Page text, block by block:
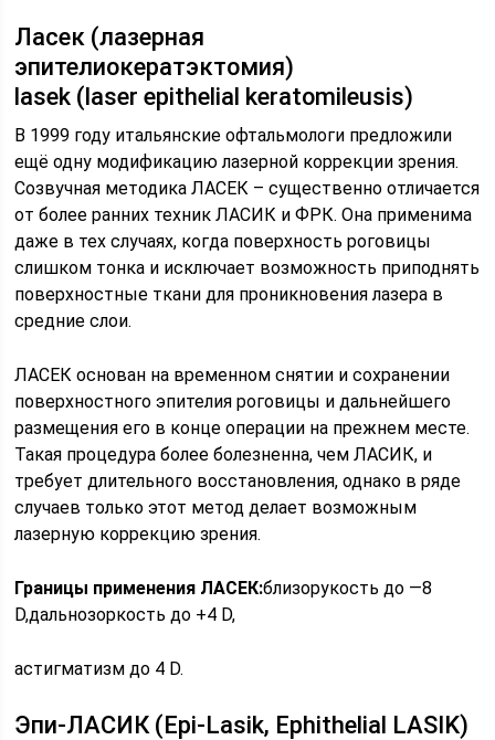
Ласек (лазерная
эпителиокератэктомия)
lasek (laser epithelial keratomileusis)
В 1999 году итальянские офтальмологи предложили
ещё одну модификацию лазерной коррекции зрения.
Созвучная методика ЛАСЕК – существенно отличается
от более ранних техник ЛАСИК и ФРК. Она применима
даже в тех случаях, когда поверхность роговицы
слишком тонка и исключает возможность приподнять
поверхностные ткани для проникновения лазера в
средние слои.
ЛАСЕК основан на временном снятии и сохранении
поверхностного эпителия роговицы и дальнейшего
размещения его в конце операции на прежнем месте.
Такая процедура более болезненна, чем ЛАСИК, и
требует длительного восстановления, однако в ряде
случаев только этот метод делает возможным
лазерную коррекцию зрения.
Границы применения ЛАСЕК:близорукость до —8
D,дальнозоркость до +4 D,
астигматизм до 4 D.
Эпи-ЛАСИК (Epi-Lasik, Ephithelial LASIK)